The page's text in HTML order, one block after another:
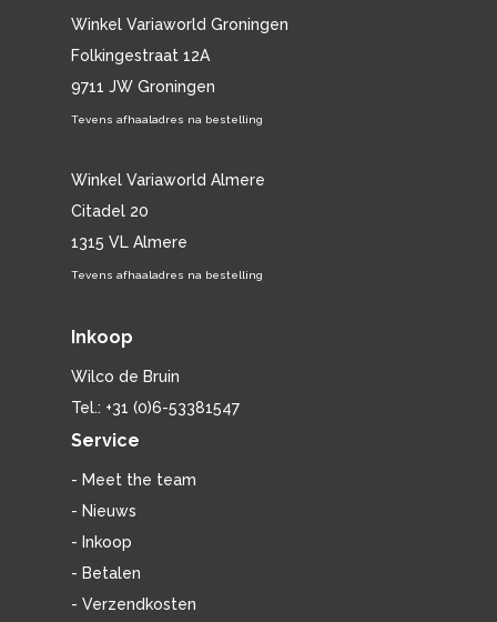
Winkel Variaworld Groningen
Folkingestraat 12A
9711 JW Groningen
Tevens afhaaladres na bestelling
Winkel Variaworld Almere
Citadel 20
1315 VL Almere
Tevens afhaaladres na bestelling
Inkoop
Wilco de Bruin
Tel.: +31 (0)6-53381547
Service
- Meet the team
- Nieuws
- Inkoop
- Betalen
- Verzendkosten